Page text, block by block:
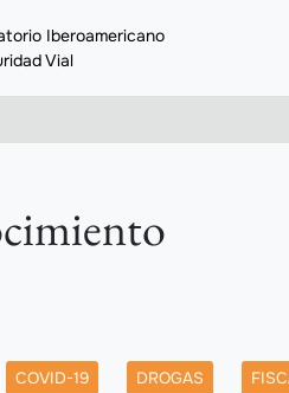
Iberoamericano
Vial
COVID-19 DROGAS